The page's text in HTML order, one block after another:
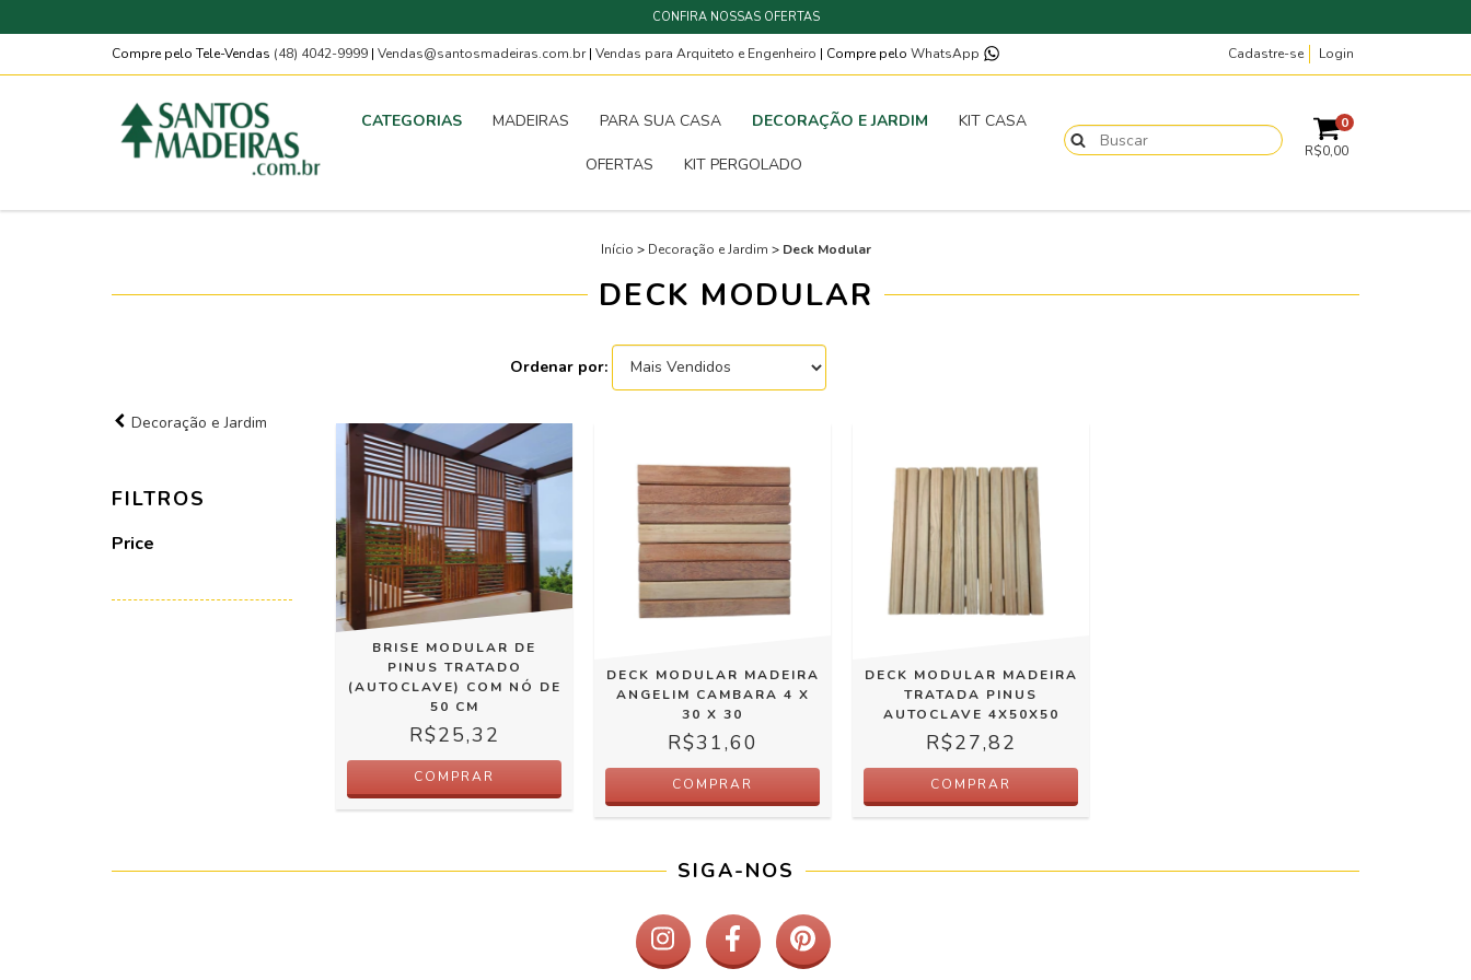
CONFIRA NOSSAS OFERTAS
Compre pelo Tele-Vendas (48) 4042-9999 | Vendas@santosmadeiras.com.br| Vendas para Arquiteto e Engenheiro | Compre pelo WhatsApp Cadastre-se Login
CATEGORIAS MADEIRAS PARA SUA CASA DECORAÇÃO E JARDIM KIT CASA
OFERTAS KIT PERGOLADO
0
R$0,00
Início > Decoração e Jardim > Deck Modular
DECK MODULAR
Ordenar por:
Decoração e Jardim
FILTROS
Price
BRISE MODULAR DE
PINUS TRATADO
(AUTOCLAVE) COM NÓ DE
50 CM
R$25,32
DECK MODULAR MADEIRA
ANGELIM CAMBARA 4 X
30 X 30
R$31,60
DECK MODULAR MADEIRA
TRATADA PINUS
AUTOCLAVE 4X50X50
R$27,82
SIGA-NOS